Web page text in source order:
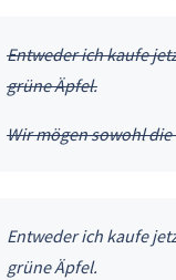
Entweder ich kaufe
grüne Äpfel.
Wir mögen sowohl
Entweder ich kaufe
grüne Äpfel.